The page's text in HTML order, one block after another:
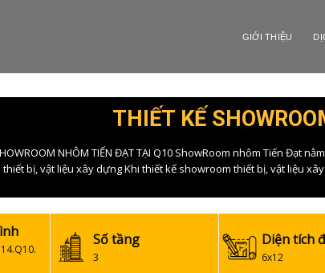
GIỚI THIỆU
THIẾT KẾ
NHÔM TIẾN ĐẠT TẠI Q10 ShowRoom nhôm Tiến Đạt
bị, vật liệu xây dựng Khi thiết kế showroom thiết bị, vật liệu
Số tầng
3
Diện tích
6x12